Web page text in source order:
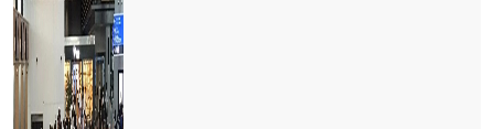
Erken Rezervasyon Mu Dediniz
Yeni Nesil Otelcilik
ATEŞTEN GÖMLEK